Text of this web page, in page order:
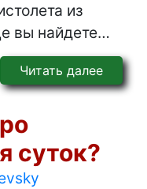
из
вы найдете…
Читать далее
суток?